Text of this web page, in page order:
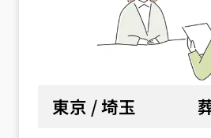
東京 / 埼玉